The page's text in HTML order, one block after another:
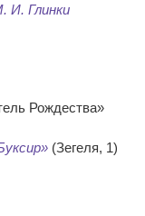
И. Глинки
Рождества»
(Зегеля, 1)